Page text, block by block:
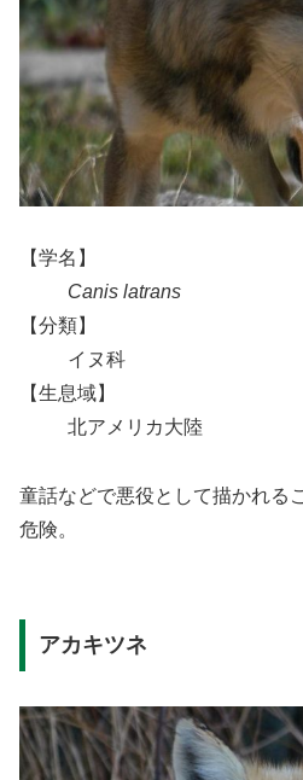
【学名】
Canis latrans
【分類】
イヌ科
【生息域】
北アメリカ大陸
童話などで悪役として描かれる
危険。
アカキツネ